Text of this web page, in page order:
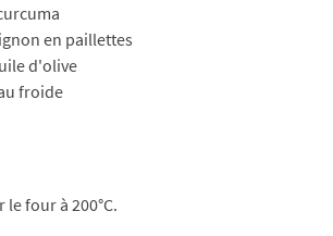
en paillettes
d'olive
froide
le four à 200°C.